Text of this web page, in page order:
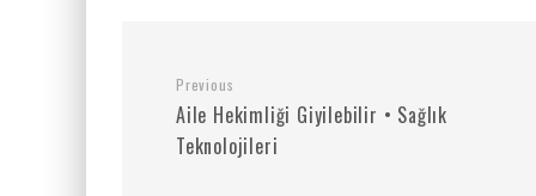
Previous
Aile Hekimliği Giyilebilir • Sağlık
Teknolojileri